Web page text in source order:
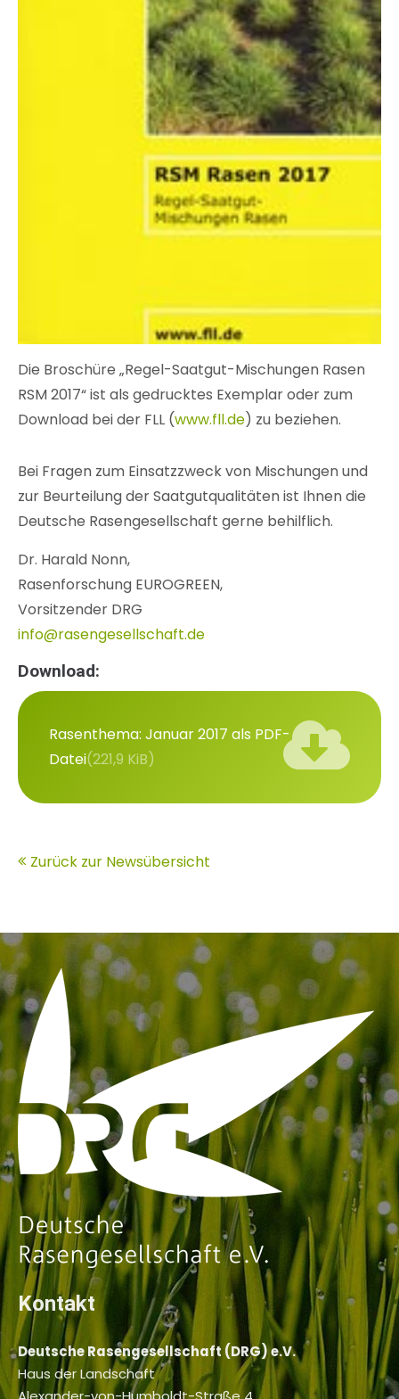
Die Broschüre „Regel-Saatgut-Mischungen Rasen
RSM 2017“ ist als gedrucktes Exemplar oder zum
Download bei der FLL (www.fll.de) zu beziehen.
Bei Fragen zum Einsatzzweck von Mischungen und
zur Beurteilung der Saatgutqualitäten ist Ihnen die
Deutsche Rasengesellschaft gerne behilflich.
Dr. Harald Nonn,
Rasenforschung EUROGREEN,
Vorsitzender DRG
info@rasengesellschaft.de
Download:
Rasenthema: Januar 2017 als PDF-
Datei(221,9 KiB)
Zurück zur Newsübersicht
Kontakt
Deutsche Rasengesellschaft (DRG) e.V.
Haus der Landschaft